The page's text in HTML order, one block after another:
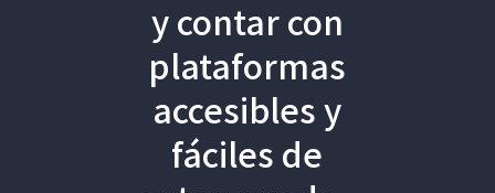
y contar con
plataformas
accesibles y
fáciles de
muy intuitivo
y senzillo
exámenes